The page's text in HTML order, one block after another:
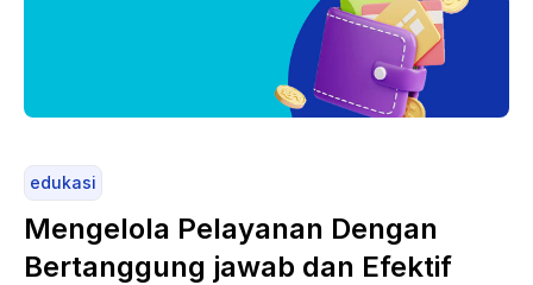
edukasi
Mengelola Pelayanan Dengan
Bertanggung jawab dan Efektif